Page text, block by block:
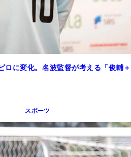
ロに変化。名波監督が考える「俊輔＋
スポーツ